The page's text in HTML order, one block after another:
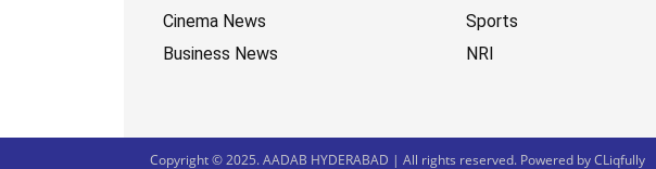
Cinema News
Business News
Sports
NRI
Copyright © 2025. AADAB HYDERABAD | All rights reserved. Powered by CLiqfully